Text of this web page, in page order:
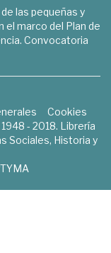
las pequeñas y
el marco del Plan de
Convocatoria
Cookies
- 2018. Librería
Sociales, Historia y